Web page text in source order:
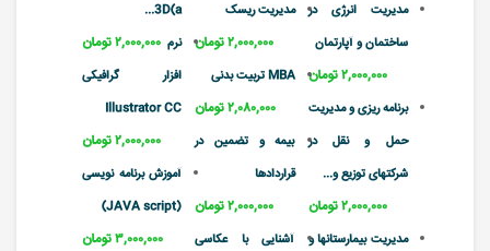
مدیریت انرژی در
ساختمان و آپارتمان
۲,۰۰۰,۰۰۰ تومان
برنامه ریزی و مدیریت
حمل و نقل در
شرکتهای توزیع و...
۲,۰۰۰,۰۰۰ تومان
مدیریت بیمارستانها و
مدیریت ریسک
۲,۰۰۰,۰۰۰ تومان
MBA تربیت بدنی
۲,۰۸۰,۰۰۰ تومان
بیمه و تضمین در
قراردادها
۲,۰۰۰,۰۰۰ تومان
آشنایی با عکاسی
3D(a...
۲,۰۰۰,۰۰۰ تومان نرم
افزار گرافیکی
Illustrator CC
۲,۰۰۰,۰۰۰ تومان
آموزش برنامه نویسی
(JAVA script)
۳,۰۰۰,۰۰۰ تومان